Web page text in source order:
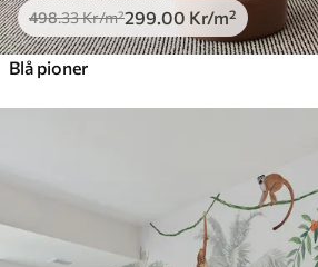
498.33Kr/m²299 .00 Kr/m²
Blå pioner